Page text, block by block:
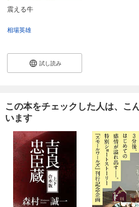
震える牛
相場英雄
試し読み
この本をチェックした人は、こ
います